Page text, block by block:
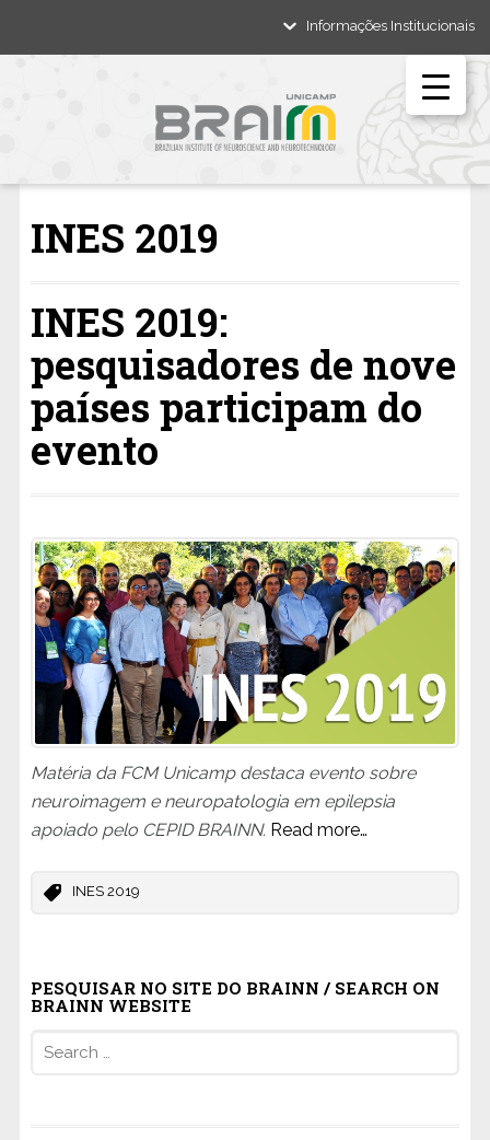
Informações Institucionais
INES 2019
INES 2019:
pesquisadores de nove
países participam do
evento
Matéria da FCM Unicamp destaca evento sobre
neuroimagem e neuropatologia em epilepsia
apoiado pelo CEPID BRAINN. Read more…
INES 2019
PESQUISAR NO SITE DO BRAINN / SEARCH ON
BRAINN WEBSITE
for: